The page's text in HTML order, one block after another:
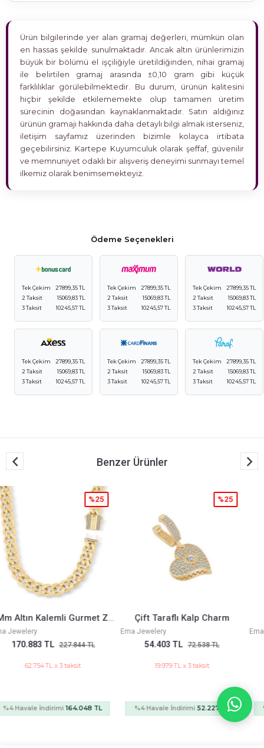
Ürün bilgilerinde yer alan gramaj değerleri, mümkün olan
en hassas şekilde sunulmaktadır. Ancak altın ürünlerimizin
büyük bir bölümü el işçiliğiyle üretildiğinden, nihai gramaj
ile belirtilen gramaj arasında ±0,10 gram gibi küçük
farklılıklar görülebilmektedir. Bu durum, ürünün kalitesini
hiçbir şekilde etkilememekte olup tamamen üretim
sürecinin doğasından kaynaklanmaktadır. Satın aldığınız
ürünün gramajı hakkında daha detaylı bilgi almak isterseniz,
iletişim sayfamız üzerinden bizimle kolayca irtibata
geçebilirsiniz. Kartepe Kuyumculuk olarak şeffaf, güvenilir
ve memnuniyet odaklı bir alışveriş deneyimi sunmayı temel
ilkemiz olarak benimsemekteyiz.
Ödeme Seçenekleri
Tek Çekim
27899,35 TL
2 Taksit
15069,83 TL
3 Taksit
10245,57 TL
Tek Çekim
27899,35 TL
2 Taksit
15069,83 TL
3 Taksit
10245,57 TL
Tek Çekim
27899,35 TL
2 Taksit
15069,83 TL
3 Taksit
10245,57 TL
Tek Çekim
27899,35 TL
2 Taksit
15069,83 TL
3 Taksit
10245,57 TL
Tek Çekim
27899,35 TL
2 Taksit
15069,83 TL
3 Taksit
10245,57 TL
Tek Çekim
27899,35 TL
2 Taksit
15069,83 TL
3 Taksit
10245,57 TL
Benzer Ürünler
Çift Taraflı Kalp Charm
Ema Jewelery
54.403 TL 72.538 TL
%25
19.979 TL x 3 taksit
%4 Havale İndirimi52.227 TL
Üçgen Yüzük
Ema Jewelery
38.361 TL 51.149 TL
%25
14.087 TL x 3 taksit
%4 Havale İndirimi36.827 TL